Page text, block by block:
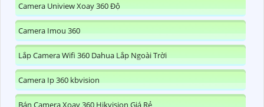
Camera Uniview Xoay 360 Độ
Camera Imou 360
Lắp Camera Wifi 360 Dahua Lắp Ngoài Trời
Camera Ip 360 kbvision
Bán Camera Xoay 360 Hikvision Giá Rẻ